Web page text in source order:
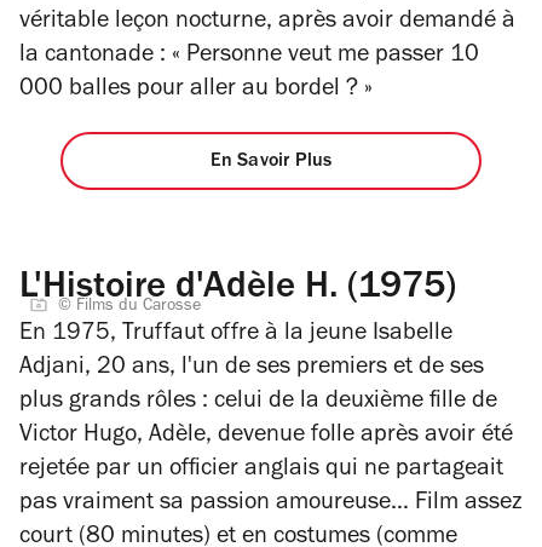
véritable leçon nocturne, après avoir demandé à
la cantonade : « Personne veut me passer 10
000 balles pour aller au bordel ? »
En Savoir Plus
L'Histoire d'Adèle H. (1975)
© Films du Carosse
En 1975, Truffaut offre à la jeune Isabelle
Adjani, 20 ans, l'un de ses premiers et de ses
plus grands rôles : celui de la deuxième fille de
Victor Hugo, Adèle, devenue folle après avoir été
rejetée par un officier anglais qui ne partageait
pas vraiment sa passion amoureuse… Film assez
court (80 minutes) et en costumes (comme